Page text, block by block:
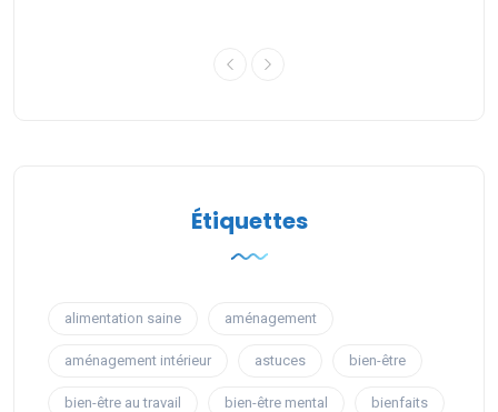
Étiquettes
alimentation saine aménagement
aménagement intérieur astuces bien-être
bien-être au travail bien-être mental bienfaits